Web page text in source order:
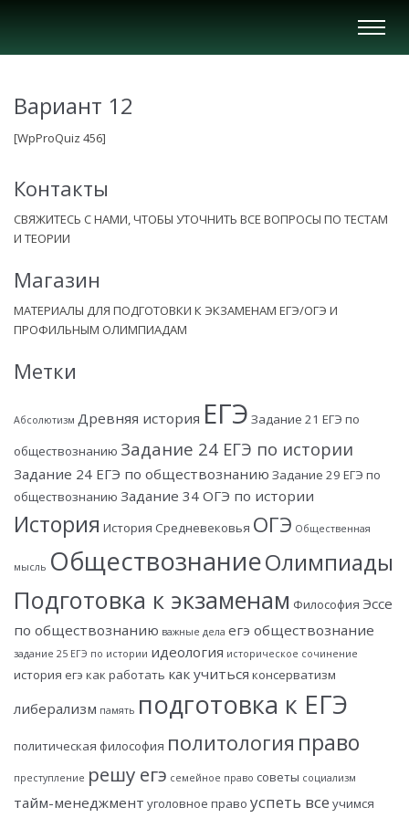
Вкл/
Выкл
Вариант 12
[WpProQuiz 456]
Контакты
СВЯЖИТЕСЬ С НАМИ, ЧТОБЫ УТОЧНИТЬ ВСЕ ВОПРОСЫ ПО ТЕСТАМ
И ТЕОРИИ
Магазин
МАТЕРИАЛЫ ДЛЯ ПОДГОТОВКИ К ЭКЗАМЕНАМ ЕГЭ/ОГЭ И
ПРОФИЛЬНЫМ ОЛИМПИАДАМ
Метки
Абсолютизм Древняя история ЕГЭ Задание 21 ЕГЭ по
обществознанию Задание 24 ЕГЭ по истории
Задание 24 ЕГЭ по обществознанию Задание 29 ЕГЭ по
обществознанию Задание 34 ОГЭ по истории
История История Средневековья ОГЭ Общественная
мысль ОбществознаниеОлимпиады
Подготовка к экзаменам Философия Эссе
по обществознанию важные дела егэ обществознание
задание 25 ЕГЭ по истории идеология историческое сочинение
история егэ как работать как учиться консерватизм
либерализм память подготовка к ЕГЭ
политическая философия политология право
преступление решу егэ семейное право советы социализм
тайм-менеджмент уголовное право успеть все учимся